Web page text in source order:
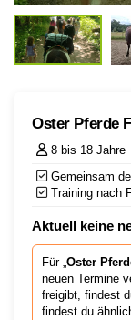
Oster Pferde
8 bis 18 Jahre
Gemeinsam
Training nach
Aktuell keine
Für „Oster
neuen Termine
freigibt, findest
findest du